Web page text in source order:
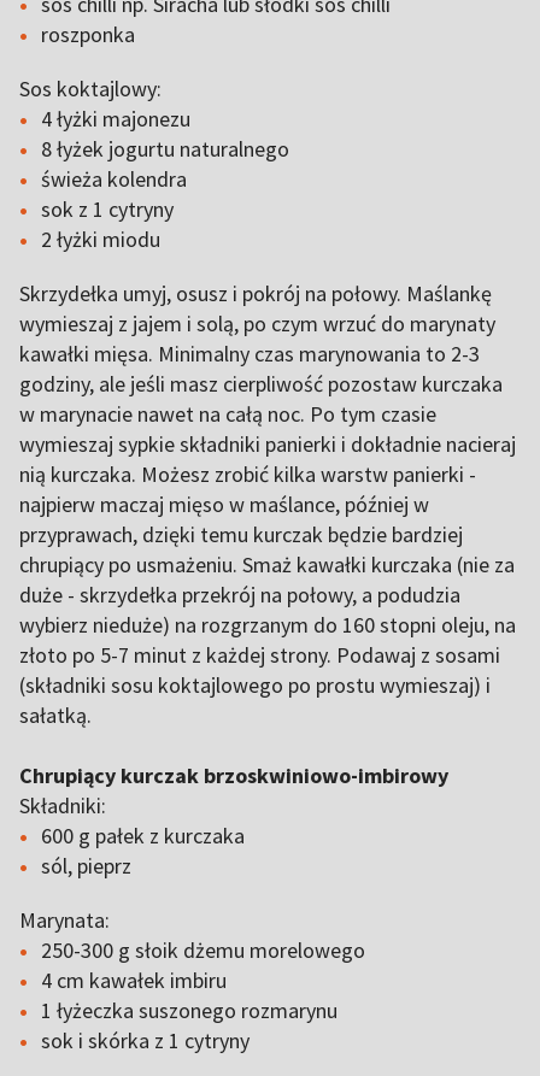
roszponka
Sos koktajlowy:
4 łyżki majonezu
8 łyżek jogurtu naturalnego
świeża kolendra
sok z 1 cytryny
2 łyżki miodu
Skrzydełka umyj, osusz i pokrój na połowy. Maślankę
wymieszaj z jajem i solą, po czym wrzuć do marynaty
kawałki mięsa. Minimalny czas marynowania to 2-3
godziny, ale jeśli masz cierpliwość pozostaw kurczaka
w marynacie nawet na całą noc. Po tym czasie
wymieszaj sypkie składniki panierki i dokładnie nacieraj
nią kurczaka. Możesz zrobić kilka warstw panierki -
najpierw maczaj mięso w maślance, później w
przyprawach, dzięki temu kurczak będzie bardziej
chrupiący po usmażeniu. Smaż kawałki kurczaka (nie za
duże - skrzydełka przekrój na połowy, a podudzia
wybierz nieduże) na rozgrzanym do 160 stopni oleju, na
złoto po 5-7 minut z każdej strony. Podawaj z sosami
(składniki sosu koktajlowego po prostu wymieszaj) i
sałatką.
Chrupiący kurczak brzoskwiniowo-imbirowy
Składniki:
600 g pałek z kurczaka
sól, pieprz
Marynata:
250-300 g słoik dżemu morelowego
4 cm kawałek imbiru
1 łyżeczka suszonego rozmarynu
sok i skórka z 1 cytryny